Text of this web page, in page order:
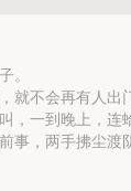
。
不会再有人出门
一到晚上，连蛤
，两手拂尘渡阴
位，还有灵位